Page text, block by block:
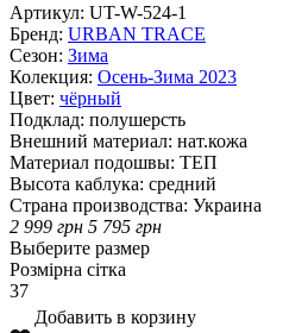
Артикул: UT-W-524-1
Бренд: URBAN TRACE
Сезон: Зима
Колекция: Осень-Зима 2023
Цвет: чёрный
Подклад: полушерсть
Внешний материал: нат.кожа
Материал подошвы: ТЕП
Высота каблука: средний
Страна производства: Украина
2 999 грн 5 795 грн
Выберите размер
Розмірна сітка
37
Добавить в корзину